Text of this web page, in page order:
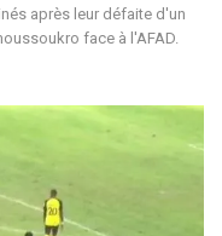
après leur défaite d'un
face à l'AFAD.